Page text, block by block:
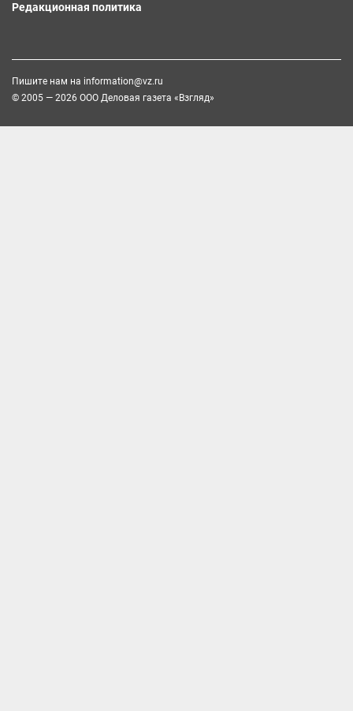
Редакционная политика
Пишите нам на information@vz.ru
© 2005 — 2026 ООО Деловая газета «Взгляд»